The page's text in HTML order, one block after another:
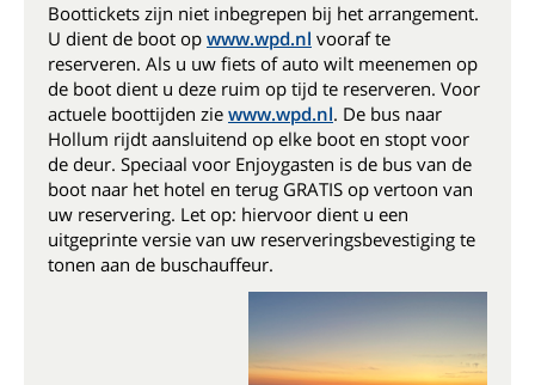
Boottickets zijn niet inbegrepen bij het arrangement.
U dient de boot op www.wpd.nl vooraf te
reserveren. Als u uw fiets of auto wilt meenemen op
de boot dient u deze ruim op tijd te reserveren. Voor
actuele boottijden zie www.wpd.nl. De bus naar
Hollum rijdt aansluitend op elke boot en stopt voor
de deur. Speciaal voor Enjoygasten is de bus van de
boot naar het hotel en terug GRATIS op vertoon van
uw reservering. Let op: hiervoor dient u een
uitgeprinte versie van uw reserveringsbevestiging te
tonen aan de buschauffeur.